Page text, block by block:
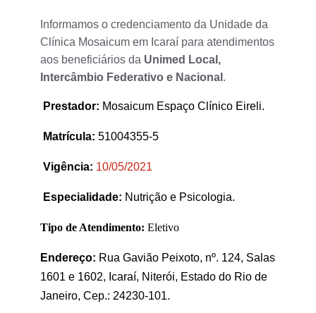
Informamos o credenciamento da Unidade da
Clínica Mosaicum em Icaraí para atendimentos
aos beneficiários da Unimed Local,
Intercâmbio Federativo e Nacional .
Prestador: Mosaicum Espaço Clínico Eireli.
Matrícula: 51004355-5
Vigência: 10/05/2021
Especialidade: Nutrição e Psicologia.
Tipo de Atendimento: Eletivo
Endereço: Rua Gavião Peixoto, nº. 124, Salas
1601 e 1602, Icaraí, Niterói, Estado do Rio de
Janeiro, Cep.: 24230-101.